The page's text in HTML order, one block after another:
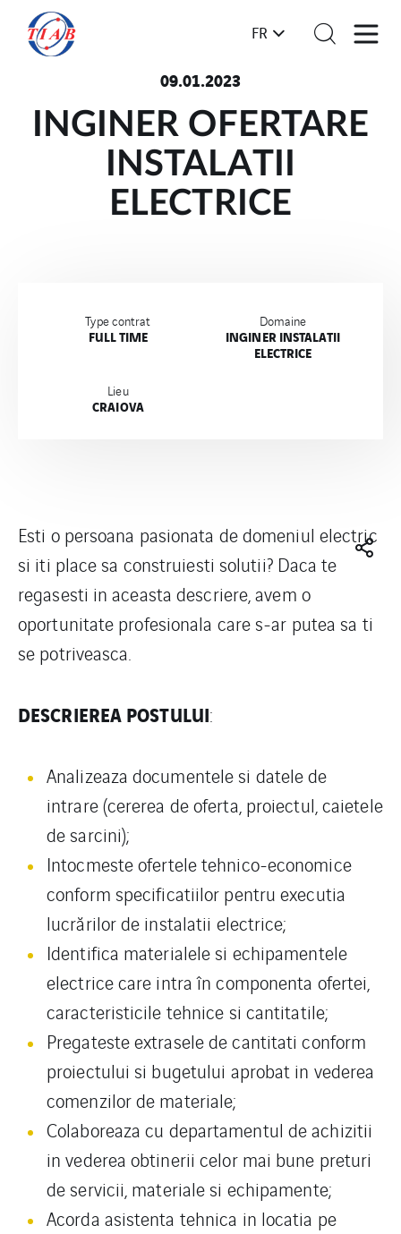
FR
09.01.2023
INGINER OFERTARE
INSTALATII
ELECTRICE
Type contrat
FULL TIME
Domaine
INGINER INSTALATII
ELECTRICE
Lieu
CRAIOVA
Esti o persoana pasionata de domeniul electric
si iti place sa construiesti solutii? Daca te
regasesti in aceasta descriere, avem o
oportunitate profesionala care s-ar putea sa ti
se potriveasca.
DESCRIEREA POSTULUI:
Analizeaza documentele si datele de
intrare (cererea de oferta, proiectul, caietele
de sarcini);
Intocmeste ofertele tehnico-economice
conform specificatiilor pentru executia
lucrărilor de instalatii electrice;
Identifica materialele si echipamentele
electrice care intra în componenta ofertei,
caracteristicile tehnice si cantitatile;
Pregateste extrasele de cantitati conform
proiectului si bugetului aprobat in vederea
comenzilor de materiale;
Colaboreaza cu departamentul de achizitii
in vederea obtinerii celor mai bune preturi
de servicii, materiale si echipamente;
Acorda asistenta tehnica in locatia pe